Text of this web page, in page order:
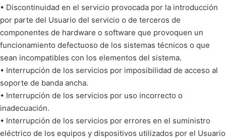
• Discontinuidad en el servicio provocada por la introducción
por parte del Usuario del servicio o de terceros de
componentes de hardware o software que provoquen un
funcionamiento defectuoso de los sistemas técnicos o que
sean incompatibles con los elementos del sistema.
• Interrupción de los servicios por imposibilidad de acceso al
soporte de banda ancha.
• Interrupción de los servicios por uso incorrecto o
inadecuación.
• Interrupción de los servicios por errores en el suministro
eléctrico de los equipos y dispositivos utilizados por el Usuario